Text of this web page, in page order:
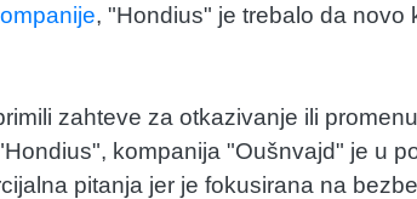
, "Hondius" je trebalo da novo
zahteve za otkazivanje ili
kompanija "Oušnvajd" je u
pitanja jer je fokusirana na